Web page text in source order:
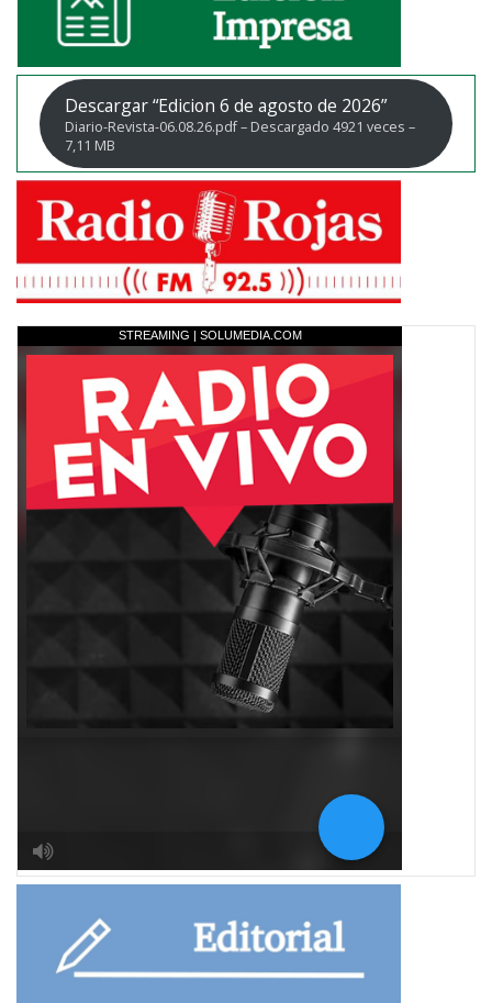
Descargar “Edicion 6 de agosto de 2026”
Diario-Revista-06.08.26.pdf – Descargado 4921 veces –
7,11 MB